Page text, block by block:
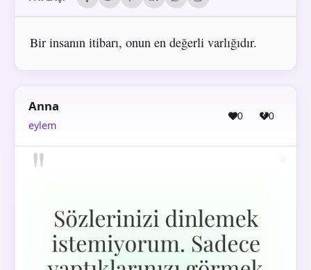
Bir insanın itibarı, onun en değerli varlığıdır.
Anna
eylem
0 0